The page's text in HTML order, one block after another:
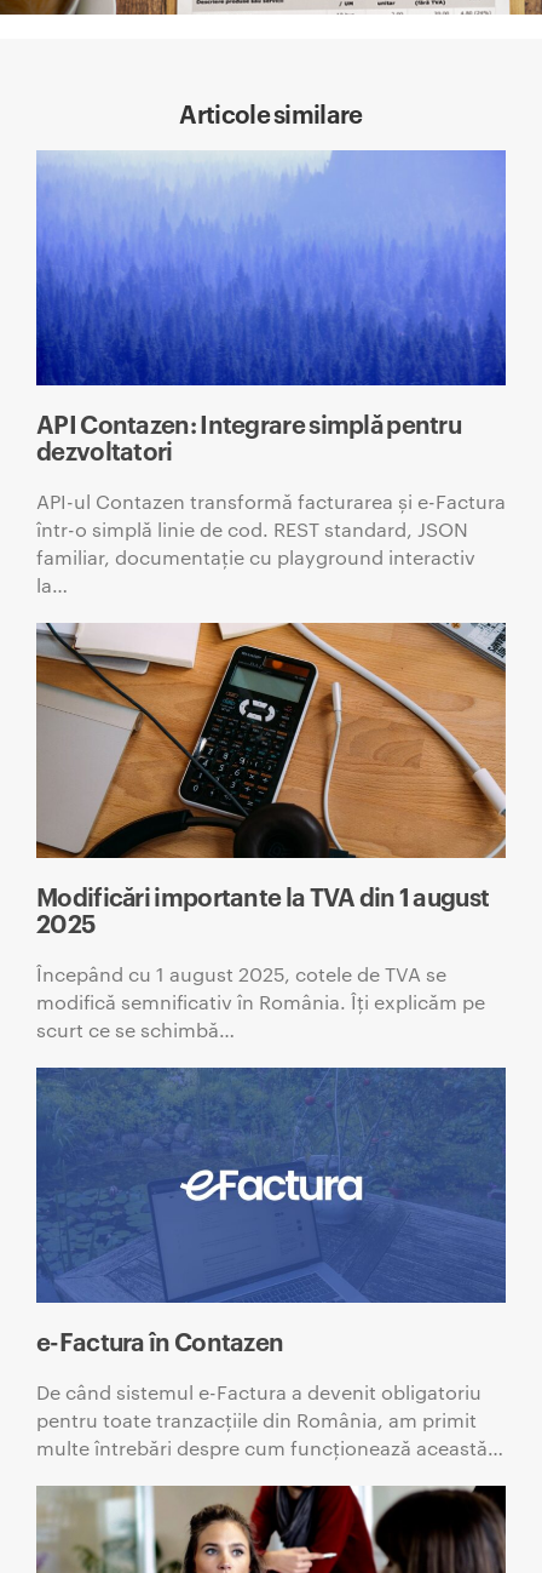
Articole similare
API Contazen: Integrare simplă pentru
dezvoltatori
API-ul Contazen transformă facturarea și e-Factura
într-o simplă linie de cod. REST standard, JSON
familiar, documentație cu playground interactiv
la…
Modificări importante la TVA din 1 august
2025
Începând cu 1 august 2025, cotele de TVA se
modifică semnificativ în România. Îți explicăm pe
scurt ce se schimbă…
e-Factura în Contazen
De când sistemul e-Factura a devenit obligatoriu
pentru toate tranzacțiile din România, am primit
multe întrebări despre cum funcționează această…